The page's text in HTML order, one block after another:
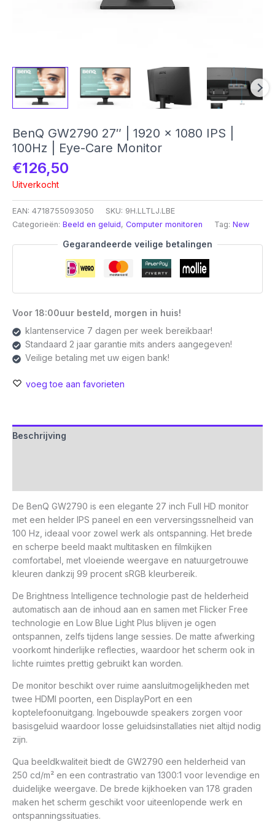
BenQ GW2790 27″ | 1920 x 1080 IPS |
100Hz | Eye-Care Monitor
€126,50
Uitverkocht
EAN: 4718755093050 SKU: 9H.LLTLJ.LBE
Categorieën: Beeld en geluid, Computer monitoren Tag: New
Gegarandeerde veilige betalingen
Voor 18:00uur besteld, morgen in huis!
klantenservice 7 dagen per week bereikbaar!
Standaard 2 jaar garantie mits anders aangegeven!
Veilige betaling met uw eigen bank!
voeg toe aan favorieten
Beschrijving
De BenQ GW2790 is een elegante 27 inch Full HD monitor
met een helder IPS paneel en een verversingssnelheid van
100 Hz, ideaal voor zowel werk als ontspanning. Het brede
en scherpe beeld maakt multitasken en filmkijken
comfortabel, met vloeiende weergave en natuurgetrouwe
kleuren dankzij 99 procent sRGB kleurbereik.
De Brightness Intelligence technologie past de helderheid
automatisch aan de inhoud aan en samen met Flicker Free
technologie en Low Blue Light Plus blijven je ogen
ontspannen, zelfs tijdens lange sessies. De matte afwerking
voorkomt hinderlijke reflecties, waardoor het scherm ook in
lichte ruimtes prettig gebruikt kan worden.
De monitor beschikt over ruime aansluitmogelijkheden met
twee HDMI poorten, een DisplayPort en een
koptelefoonuitgang. Ingebouwde speakers zorgen voor
basisgeluid waardoor losse geluidsinstallaties niet altijd nodig
zijn.
Qua beeldkwaliteit biedt de GW2790 een helderheid van
250 cd/m² en een contrastratio van 1300:1 voor levendige en
duidelijke weergave. De brede kijkhoeken van 178 graden
maken het scherm geschikt voor uiteenlopende werk en
ontspanningssituaties.